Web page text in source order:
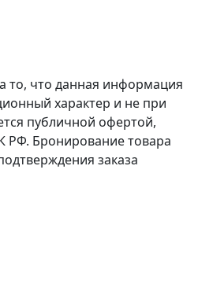
что данная информация
характер и не при
публичной офертой,
РФ. Бронирование товара
заказа